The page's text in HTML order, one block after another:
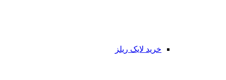
خرید لایک ریلز